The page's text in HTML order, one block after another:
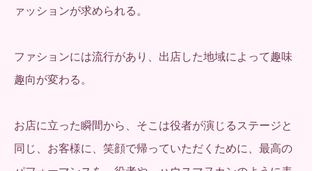
ァッションが求められる。
ファションには流行があり、出店した地域によって趣味
趣向が変わる。
お店に立った瞬間から、そこは役者が演じるステージと
同じ、お客様に、笑顔で帰っていただくために、最高の